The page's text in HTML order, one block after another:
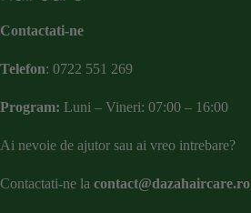
Contactati-ne
Telefon: 0722 551 269
Program: Luni – Vineri: 07:00 – 16:00
Ai nevoie de ajutor sau ai vreo intrebare?
Contactati-ne la contact@dazahaircare.ro